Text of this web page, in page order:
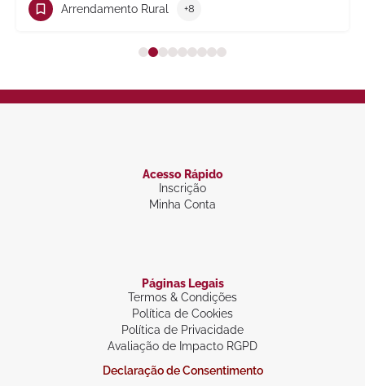
Arrendamento Rural +8
Acesso Rápido
Inscrição
Minha Conta
Páginas Legais
Termos & Condições
Política de Cookies
Política de Privacidade
Avaliação de Impacto RGPD
Declaração de Consentimento